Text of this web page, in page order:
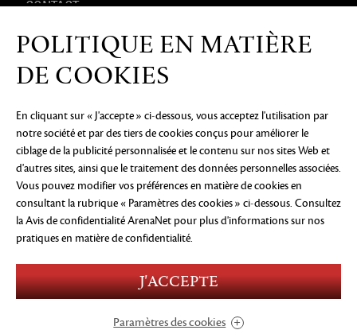
CONTACT
PRODUITS DÉRIVÉS
AVIS DE CONFIDENTIALITÉ MENTIONS LÉGALES
PAS VENDRE OU PARTAGER MES INFORMATIONS
PERSONNELLES
PRÉFÉRENCES COOKIE
©2026 ArenaNet, LLC. Tous droits réservés. Toutes
les marques déposées sont la propriété de leurs
propriétaires respectifs.
Language
Use of Alcohol
Violence
Users Interact
POLITIQUE EN MATIÈRE
DE COOKIES
En cliquant sur « J'accepte » ci-dessous, vous acceptez l'utilisation par
notre société et par des tiers de cookies conçus pour améliorer le
ciblage de la publicité personnalisée et le contenu sur nos sites Web et
d'autres sites, ainsi que le traitement des données personnelles associées.
Vous pouvez modifier vos préférences en matière de cookies en
consultant la rubrique « Paramètres des cookies » ci-dessous. Consultez
la Avis de confidentialité ArenaNet pour plus d'informations sur nos
pratiques en matière de confidentialité.
J'ACCEPTE
Paramètres des cookies